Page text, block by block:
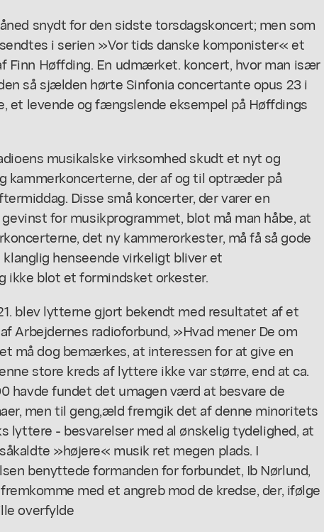
snydt for den sidste torsdagskoncert; men som
i serien »Vor tids danske komponister« et
Finn Høffding. En udmærket. koncert, hvor man især
så sjælden hørte Sinfonia concertante opus 23 i
et levende og fængslende eksempel på Høffdings
musikalske virksomhed skudt et nyt og
kammerkoncerterne, der af og til optræder på
Disse små koncerter, der varer en
for musikprogrammet, blot må man håbe, at
det ny kammerorkester, må få så gode
henseende virkeligt bliver et
ikke blot et formindsket orkester.
blev lytterne gjort bekendt med resultatet af et
Arbejdernes radioforbund, »Hvad mener De om
må dog bemærkes, at interessen for at give en
store kreds af lyttere ikke var større, end at ca.
havde fundet det umagen værd at besvare de
men til geng,æld fremgik det af denne minoritets
lyttere - besvarelser med al ønskelig tydelighed, at
»højere« musik ret megen plads. I
benyttede formanden for forbundet, Ib Nørlund,
med et angreb mod de kredse, der, ifølge
overfylde